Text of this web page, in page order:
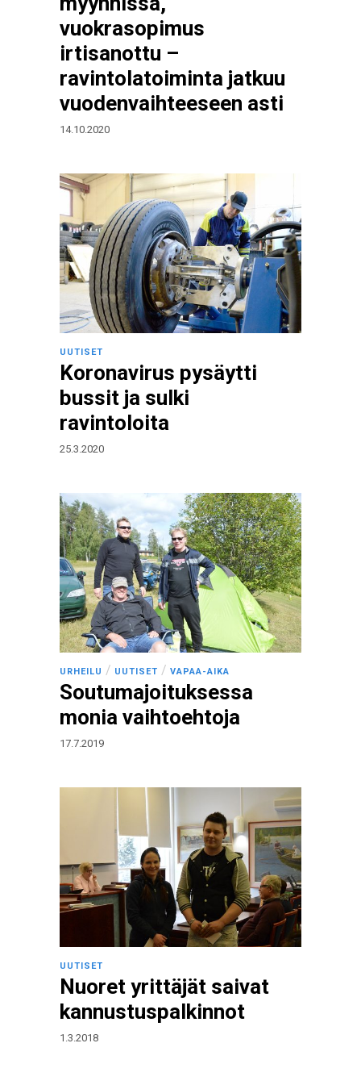
vuokrasopimus
irtisanottu –
ravintolatoiminta jatkuu
vuodenvaihteeseen asti
14.10.2020
UUTISET
Koronavirus pysäytti
bussit ja sulki
ravintoloita
25.3.2020
URHEILU / UUTISET / VAPAA-AIKA
Soutumajoituksessa
monia vaihtoehtoja
17.7.2019
UUTISET
Nuoret yrittäjät saivat
kannustuspalkinnot
1.3.2018